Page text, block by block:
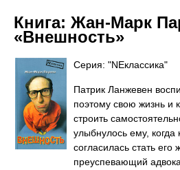
Книга: Жан-Марк
«Внешность»
Серия: "NEклассика"
Патрик Ланжевен
поэтому свою жизнь и
строить
улыбнулось ему, когда
согласилась стать
преуспевающий